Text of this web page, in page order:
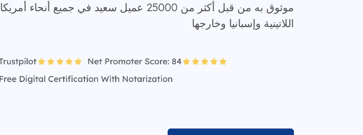
موثوق به من قبل أكثر من 25000 عميل سعيد في جميع أنحاء أمريكا
اللاتينية وإسبانيا وخارجها